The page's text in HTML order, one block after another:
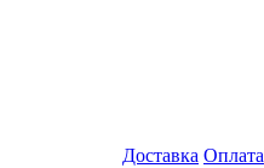
Доставка Оплата